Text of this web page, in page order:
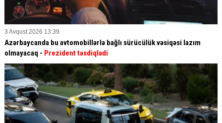
3 Avqust 2026 13:39
Azərbaycanda bu avtomobillərlə bağlı sürücülük vəsiqəsi lazım
olmayacaq - Prezident təsdiqlədi